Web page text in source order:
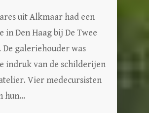
uit Alkmaar had een
in Den Haag bij De Twee
De galeriehouder was
indruk van de schilderijen
Vier medecursisten
hun…